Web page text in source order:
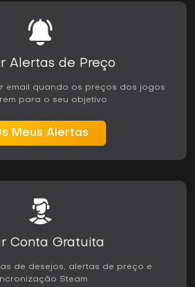
Alertas de Preço
email quando os preços dos jogos
para o seu objetivo
Meus Alertas
Conta Gratuita
de desejos, alertas de preço e
Steam